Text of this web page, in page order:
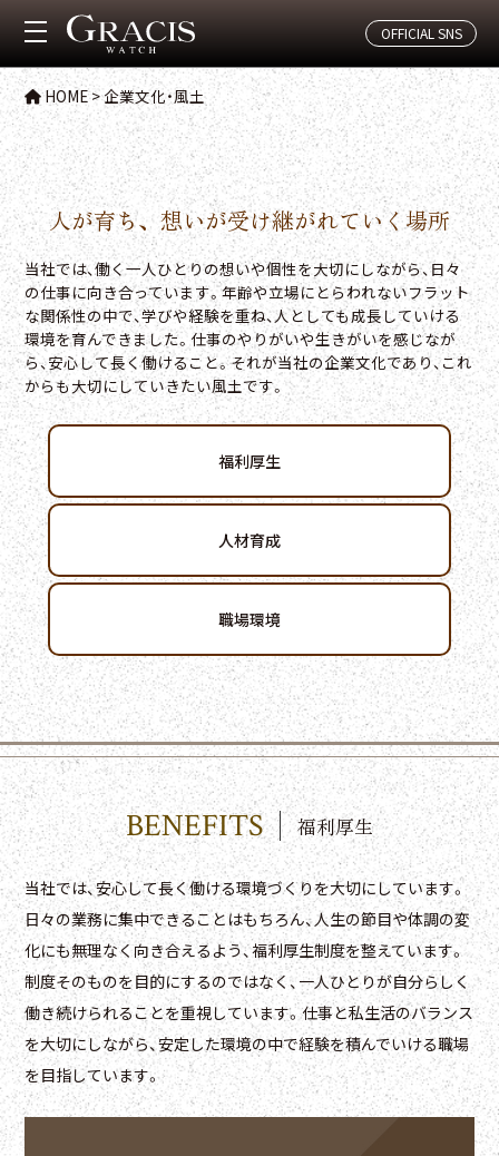
OFFICIAL SNS
企業文化・風土
CULTURE
HOME>企業文化・風土
人が育ち、想いが受け継がれていく場所
当社では、働く一人ひとりの想いや個性を大切にしながら、日々
の仕事に向き合っています。年齢や立場にとらわれないフラット
な関係性の中で、学びや経験を重ね、人としても成長していける
環境を育んできました。仕事のやりがいや生きがいを感じなが
ら、安心して長く働けること。それが当社の企業文化であり、これ
からも大切にしていきたい風土です。
福利厚生
人材育成
職場環境
BENEFITS 福利厚生
当社では、安心して長く働ける環境づくりを大切にしています。
日々の業務に集中できることはもちろん、人生の節目や体調の変
化にも無理なく向き合えるよう、福利厚生制度を整えています。
制度そのものを目的にするのではなく、一人ひとりが自分らしく
働き続けられることを重視しています。仕事と私生活のバランス
を大切にしながら、安定した環境の中で経験を積んでいける職場
を目指しています。